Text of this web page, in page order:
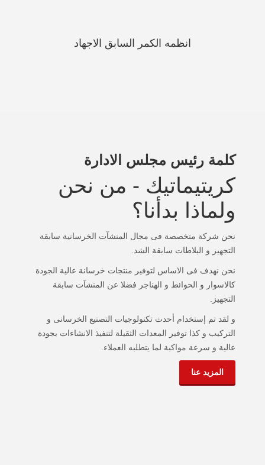
انظمه الكمر السابق الاجهاد
كلمة رئيس مجلس الادارة
كريتيماتيك - من نحن
ولماذا بدأنا؟
نحن شركة متخصصة فى مجال المنشآت الخرسانية سابقة
التجهيز و البلاطات سابقة الشد.
نحن نهدف فى الاساس لتوفير منتجات خرسانة عالية الجودة
كالاسوار و الحوائط و الهناجر فضلا عن المنشآت سابقة
التجهيز.
و لقد تم إستخدام أحدث تكنولوجيات التصنيع الخرسانى و
التركيب و كذا توفير المعدات الثقيلة لتنفيذ الانشاءات بجودة
عالية و سرعة مواكبة لما يتطلبه العملاء.
المزيد عنا